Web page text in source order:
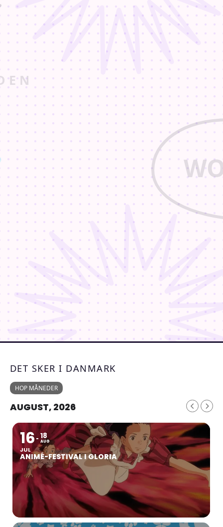
DET SKER I DANMARK
HOP MÅNEDER
AUGUST, 2026
16
JUL
18
AUG
ANIMÉ-FESTIVAL I GLORIA